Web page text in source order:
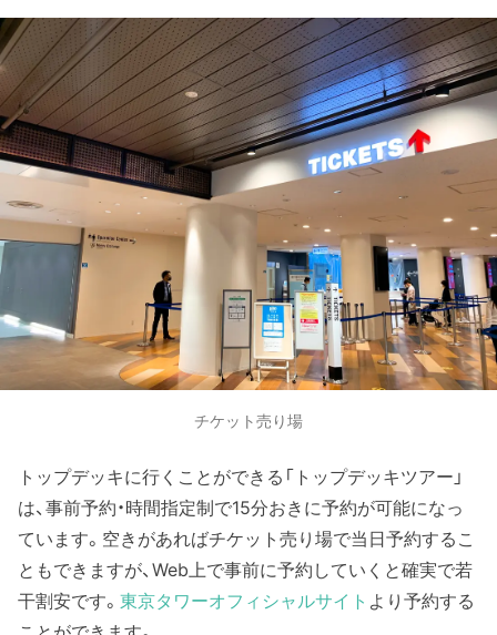
チケット売り場
トップデッキに行くことができる「トップデッキツアー」
は、事前予約・時間指定制で15分おきに予約が可能になっ
ています。空きがあればチケット売り場で当日予約するこ
ともできますが、Web上で事前に予約していくと確実で若
干割安です。 東京タワーオフィシャルサイト より予約する